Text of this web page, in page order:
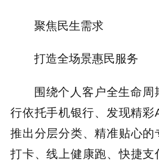
聚焦民生需求
打造全场景惠民服务
围绕个人客户全生命周
行依托手机银行、发现精彩
推出分层分类、精准贴心的
打卡、线上健康跑、快捷支